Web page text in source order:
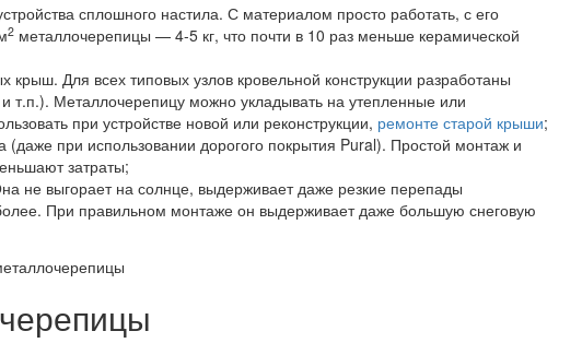
сплошного настила. С материалом просто работать, с его
2 металлочерепицы — 4-5 кг, что почти в 10 раз меньше керамической
Для всех типовых узлов кровельной конструкции разработаны
Металлочерепицу можно укладывать на утепленные или
при устройстве новой или реконструкции, ремонте старой крыши;
при использовании дорогого покрытия Pural). Простой монтаж и
затраты;
не выгорает на солнце, выдерживает даже резкие перепады
При правильном монтаже он выдерживает даже большую снеговую